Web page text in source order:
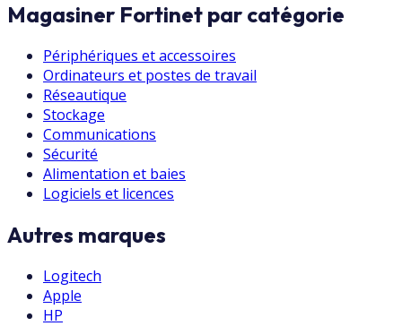
Magasiner Fortinet par catégorie
Périphériques et accessoires
Ordinateurs et postes de travail
Réseautique
Stockage
Communications
Sécurité
Alimentation et baies
Logiciels et licences
Autres marques
Logitech
Apple
HP